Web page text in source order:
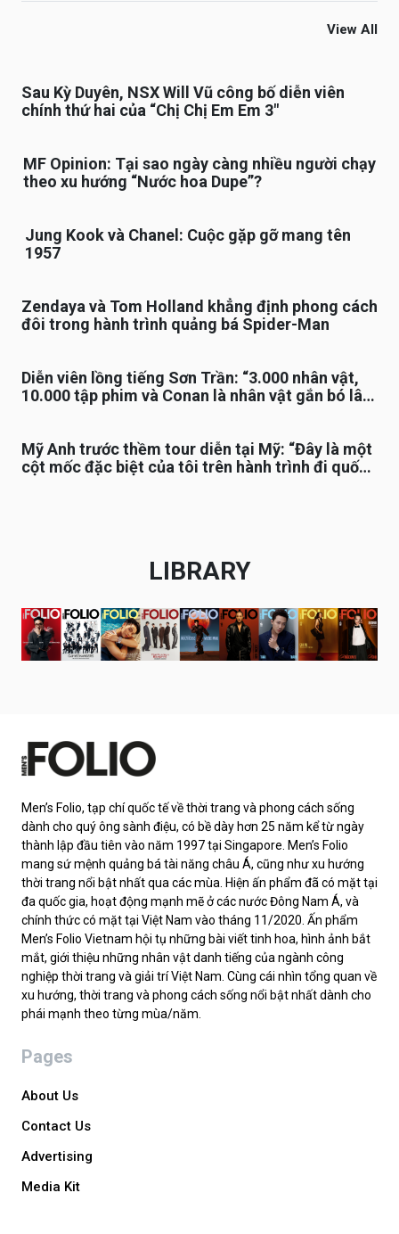
View All
Sau Kỳ Duyên, NSX Will Vũ công bố diễn viên
chính thứ hai của “Chị Chị Em Em 3″
MF Opinion: Tại sao ngày càng nhiều người chạy
theo xu hướng “Nước hoa Dupe”?
Jung Kook và Chanel: Cuộc gặp gỡ mang tên
1957
Zendaya và Tom Holland khẳng định phong cách
đôi trong hành trình quảng bá Spider-Man
Diễn viên lồng tiếng Sơn Trần: “3.000 nhân vật,
10.000 tập phim và Conan là nhân vật gắn bó lâu
Mỹ Anh trước thềm tour diễn tại Mỹ: “Đây là một
cột mốc đặc biệt của tôi trên hành trình đi quốc
LIBRARY
Men’s Folio, tạp chí quốc tế về thời trang và phong cách sống
dành cho quý ông sành điệu, có bề dày hơn 25 năm kể từ ngày
thành lập đầu tiên vào năm 1997 tại Singapore. Men’s Folio
mang sứ mệnh quảng bá tài năng châu Á, cũng như xu hướng
thời trang nổi bật nhất qua các mùa. Hiện ấn phẩm đã có mặt tại
đa quốc gia, hoạt động mạnh mẽ ở các nước Đông Nam Á, và
chính thức có mặt tại Việt Nam vào tháng 11/2020. Ấn phẩm
Men’s Folio Vietnam hội tụ những bài viết tinh hoa, hình ảnh bắt
mắt, giới thiệu những nhân vật danh tiếng của ngành công
nghiệp thời trang và giải trí Việt Nam. Cùng cái nhìn tổng quan về
xu hướng, thời trang và phong cách sống nổi bật nhất dành cho
phái mạnh theo từng mùa/năm.
Pages
About Us
Contact Us
Advertising
Media Kit